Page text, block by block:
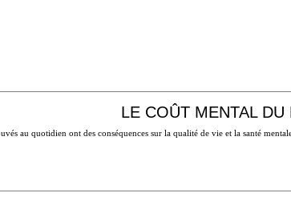
LE COÛT MENTAL DU
au quotidien ont des conséquences sur la qualité de vie et la santé